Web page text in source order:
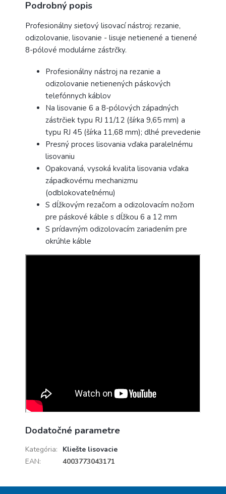
Podrobný popis
Profesionálny sieťový lisovací nástroj: rezanie,
odizolovanie, lisovanie - lisuje netienené a tienené
8-pólové modulárne zástrčky.
Profesionálny nástroj na rezanie a
odizolovanie netienených páskových
telefónnych káblov
Na lisovanie 6 a 8-pólových západných
zástrčiek typu RJ 11/12 (šírka 9,65 mm) a
typu RJ 45 (šírka 11,68 mm); dlhé prevedenie
Presný proces lisovania vďaka paralelnému
lisovaniu
Opakovaná, vysoká kvalita lisovania vďaka
západkovému mechanizmu
(odblokovateľnému)
S dĺžkovým rezačom a odizolovacím nožom
pre páskové káble s dĺžkou 6 a 12 mm
S prídavným odizolovacím zariadením pre
okrúhle káble
Dodatočné parametre
Kategória:
Kliešte lisovacie
EAN: 4003773043171